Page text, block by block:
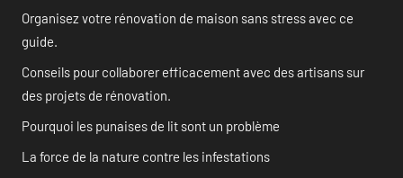
Organisez votre rénovation de maison sans stress avec ce
guide.
Conseils pour collaborer efficacement avec des artisans sur
des projets de rénovation.
Pourquoi les punaises de lit sont un problème
La force de la nature contre les infestations